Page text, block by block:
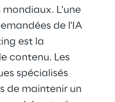
mondiaux. L'une
de l'IA
est la
contenu. Les
spécialisés
de maintenir un